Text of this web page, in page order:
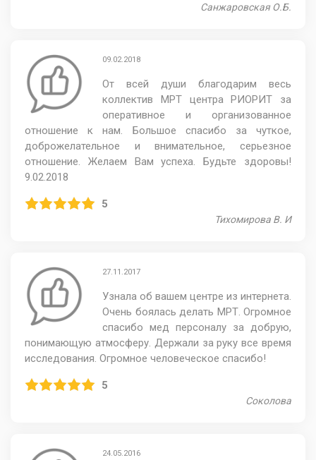
Санжаровская О.Б.
09.02.2018
От всей души благодарим весь
коллектив МРТ центра РИОРИТ за
оперативное и организованное
отношение к нам. Большое спасибо за чуткое,
доброжелательное и внимательное, серьезное
отношение. Желаем Вам успеха. Будьте здоровы!
9.02.2018
5
Тихомирова В. И
27.11.2017
Узнала об вашем центре из интернета.
Очень боялась делать МРТ. Огромное
спасибо мед персоналу за добрую,
понимающую атмосферу. Держали за руку все время
исследования. Огромное человеческое спасибо!
5
Соколова
24.05.2016